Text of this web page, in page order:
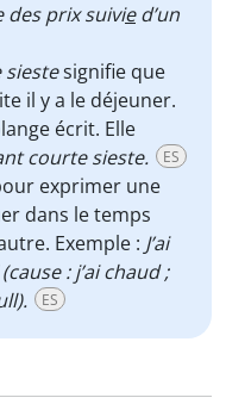
des prix suivied’un
signifie que
il y a le déjeuner.
écrit. Elle
courte sieste. ES
exprimer une
dans le temps
Exemple : J’ai
: j’ai chaud ;
ES